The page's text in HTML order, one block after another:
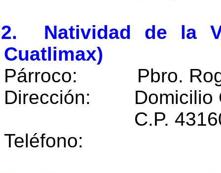
Natividad de la
Cuatlimax)
Párroco: Pbro.
Dirección: Domicilio
C.P. 43160
Teléfono: